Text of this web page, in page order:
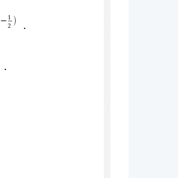
−
1
2 )